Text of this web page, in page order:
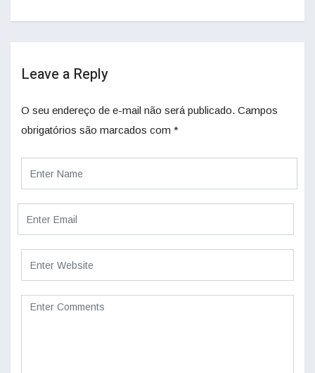
Leave a Reply
O seu endereço de e-mail não será publicado. Campos
obrigatórios são marcados com *